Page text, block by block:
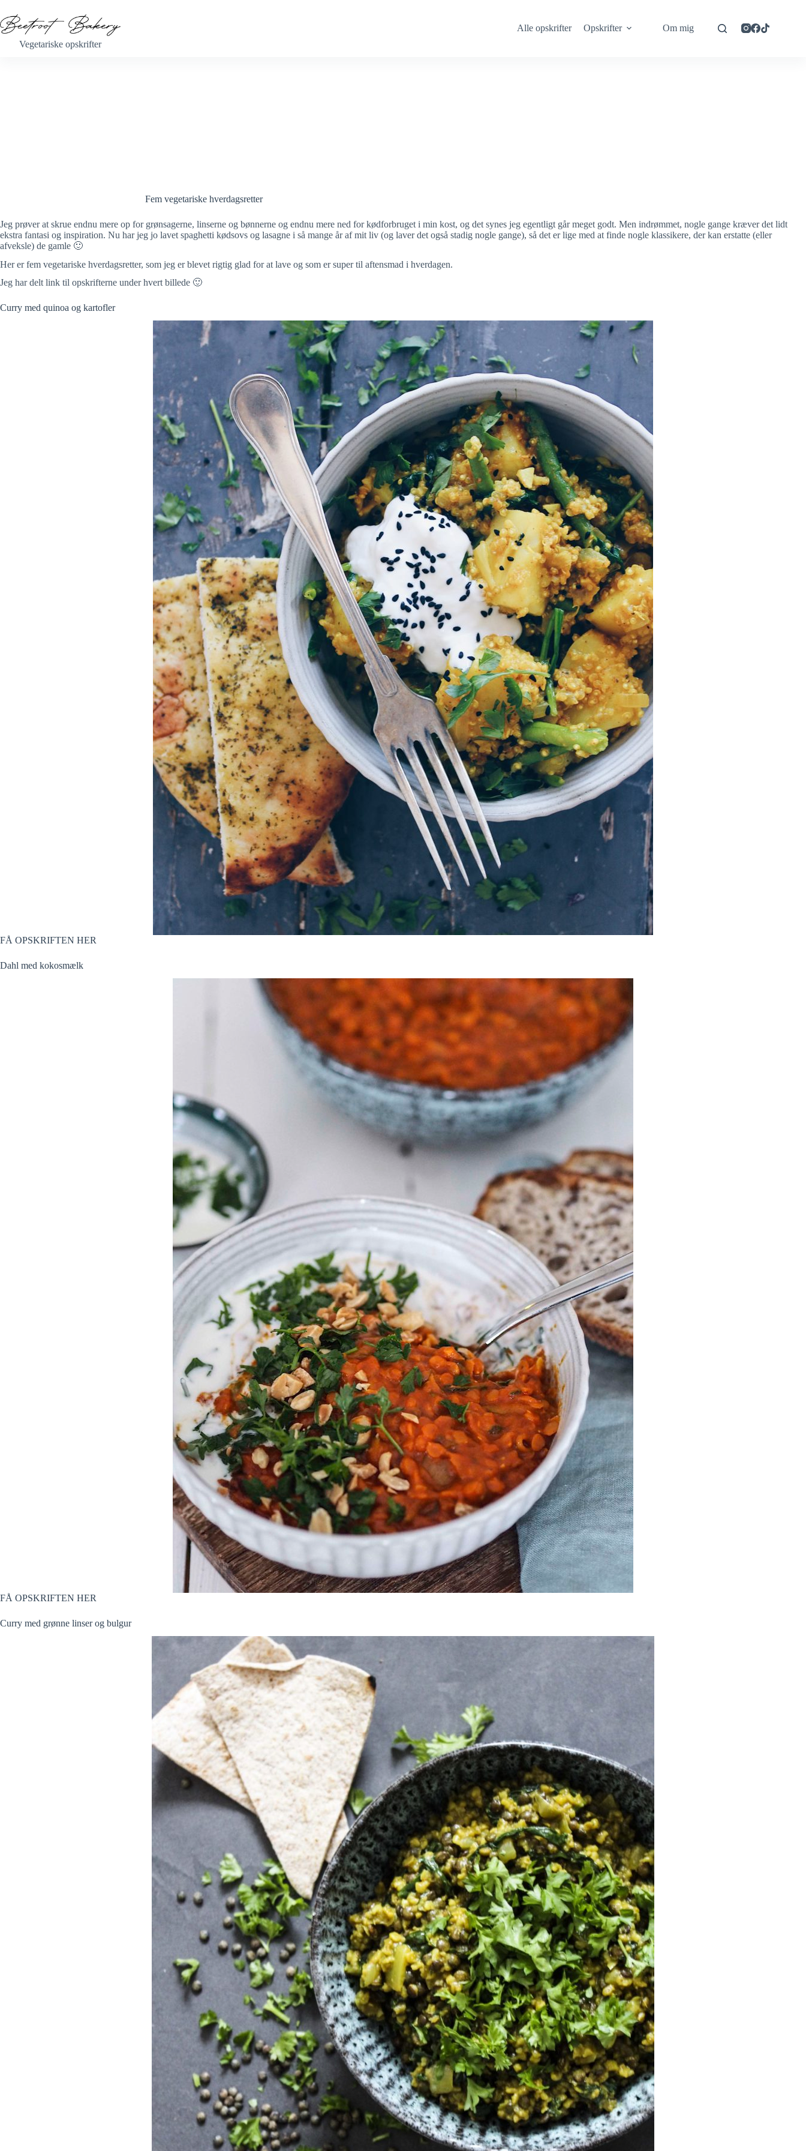
til
indhold
Vegetariske opskrifter
Alle opskrifter Opskrifter Om mig
Fem vegetariske hverdagsretter
Jeg prøver at skrue endnu mere op for grønsagerne, linserne og bønnerne og endnu mere ned for kødforbruget i min kost, og det synes jeg egentligt går meget godt. Men indrømmet, nogle gange kræver det lidt
ekstra fantasi og inspiration. Nu har jeg jo lavet spaghetti kødsovs og lasagne i så mange år af mit liv (og laver det også stadig nogle gange), så det er lige med at finde nogle klassikere, der kan erstatte (eller
afveksle) de gamle 🙂
Her er fem vegetariske hverdagsretter, som jeg er blevet rigtig glad for at lave og som er super til aftensmad i hverdagen.
Jeg har delt link til opskrifterne under hvert billede 🙂
Curry med quinoa og kartofler
FÅ OPSKRIFTEN HER
Dahl med kokosmælk
FÅ OPSKRIFTEN HER
Curry med grønne linser og bulgur